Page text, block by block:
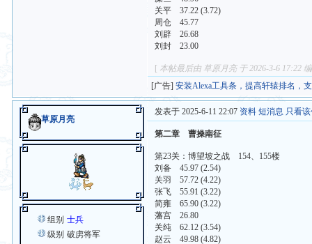
关平 37.22 (3.72)
周仓 45.77
刘辟 26.68
刘封 23.00
[ 本帖最后由 草原月亮 于 2026-3-6 17:22
[广告]安装Alexa工具条，提高轩辕排名，
草原月亮
组别 士兵
级别 破虏将军
发表于 2025-6-11 22:07 资料 短消息 只看
第二章 曹操南征
第23关：博望坡之战 154、155楼
刘备 45.97 (2.54)
关羽 57.72 (4.22)
张飞 55.91 (3.22)
简雍 65.90 (3.22)
藩宫 26.80
关纯 62.12 (3.54)
赵云 49.98 (4.82)